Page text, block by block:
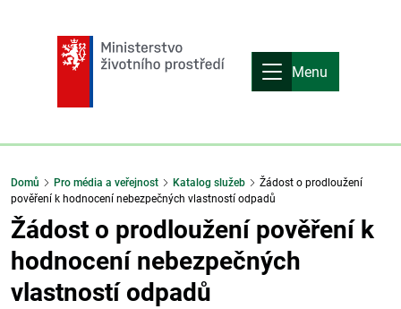
Menu
Domů Pro média a veřejnost Katalog služeb
Žádost o prodloužení
pověření k hodnocení nebezpečných vlastností odpadů
Žádost o prodloužení pověření k
hodnocení nebezpečných
vlastností odpadů